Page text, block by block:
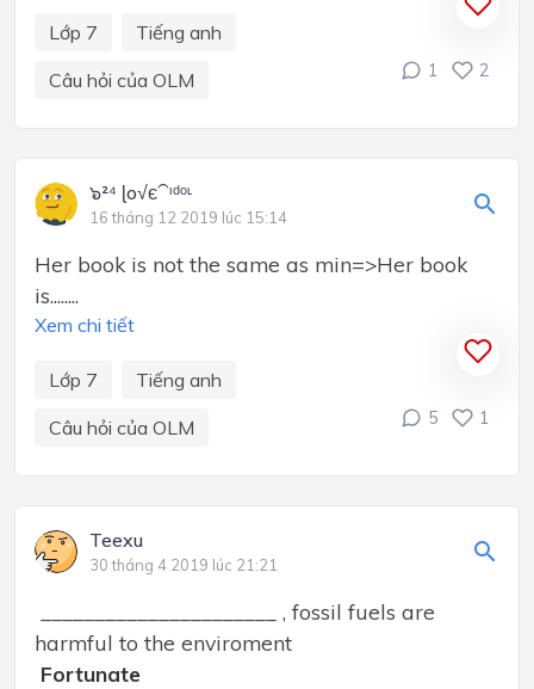
Lớp 7
Tiếng anh
Câu hỏi của OLM
1 2
๖²⁴ ɭo√є⁀ᶦᵈᵒᶫ
16 tháng 12 2019 lúc 15:14
Her book is not the same as min=>Her book
is........
Xem chi tiết
Lớp 7
Tiếng anh
Câu hỏi của OLM
5 1
Teexu
30 tháng 4 2019 lúc 21:21
______________________ , fossil fuels are
harmful to the enviroment
Fortunate